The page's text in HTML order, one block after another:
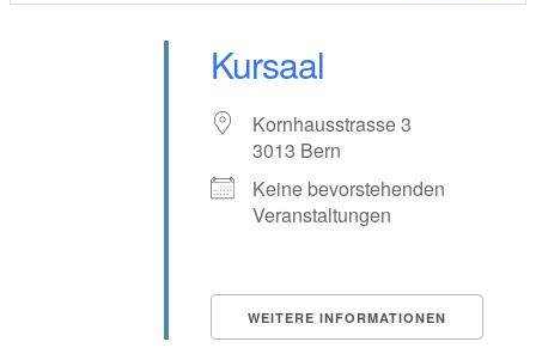
Kursaal
Kornhausstrasse 3
3013 Bern
Keine bevorstehenden
Veranstaltungen
WEITERE INFORMATIONEN